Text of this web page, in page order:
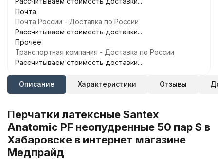
Почта
Почта России - Доставка по России
Рассчитываем стоимость доставки...
Прочее
Транспортная компания - Доставка по России
Рассчитываем стоимость доставки...
Описание Характеристики Отзывы
Перчатки латексные Santex
Anatomic PF неопудренные 50 пар S в
Хабаровске в интернет магазине
Медпрайд